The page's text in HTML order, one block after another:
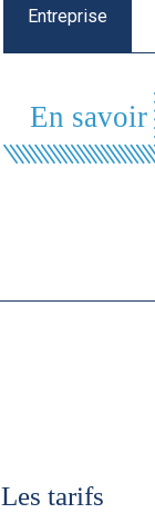
Entreprise
En savoir
Les tarifs